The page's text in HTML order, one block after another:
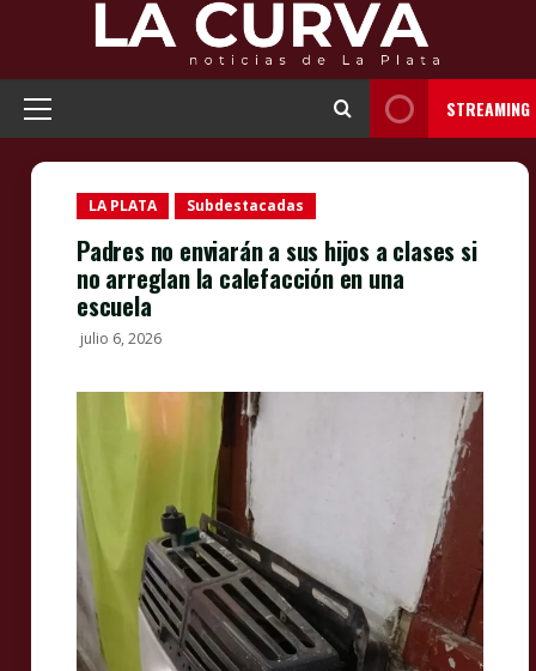
content
Primary
STREAMING
LA PLATA Subdestacadas
Padres no enviarán a sus hijos a clases si
no arreglan la calefacción en una
escuela
julio 6, 2026